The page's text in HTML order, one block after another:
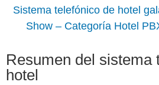
Sistema telefónico de hotel
Show – Categoría Hotel
Resumen del sistema
hotel